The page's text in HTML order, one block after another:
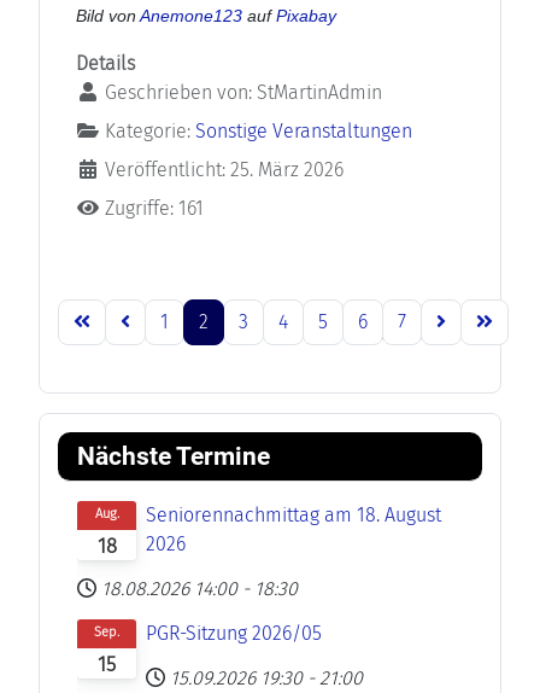
Bild von Anemone123 aufPixabay
Details
Geschrieben von: StMartinAdmin
Kategorie: Sonstige Veranstaltungen
Veröffentlicht: 25. März 2026
Zugriffe: 161
Seite 2 von 7
1 2 3 4 5 6 7
Nächste Termine
18
Aug.
Seniorennachmittag am 18. August
2026
18.08.2026 14:00 - 18:30
15
Sep.
PGR-Sitzung 2026/05
15.09.2026 19:30 - 21:00